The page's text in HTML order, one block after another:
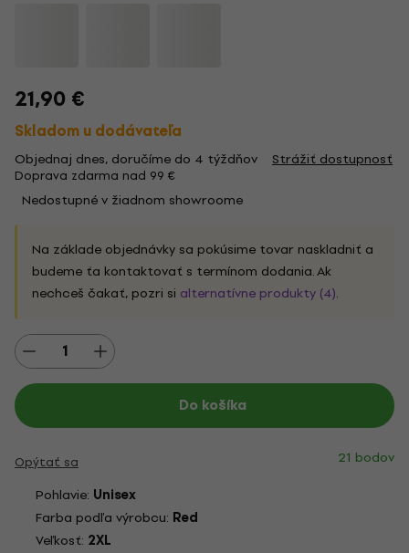
21,90 €
Skladom u dodávateľa
Objednaj dnes, doručíme do 4 týždňov Strážiť dostupnosť
Doprava zdarma nad 99 €
Nedostupné v žiadnom showroome
Na základe objednávky sa pokúsime tovar naskladniť a
budeme ťa kontaktovať s termínom dodania. Ak
nechceš čakať, pozri si alternatívne produkty (4).
Do košíka
Opýtať sa
21 bodov
Pohlavie: Unisex
Farba podľa výrobcu: Red
Veľkosť: 2XL